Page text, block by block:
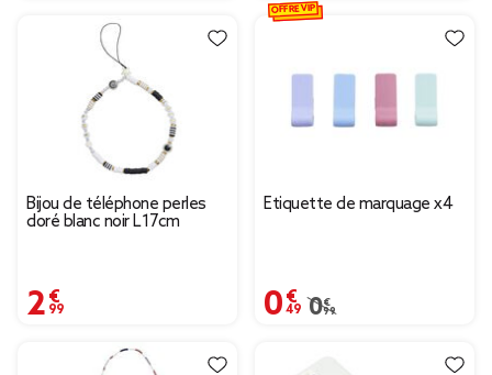
Bijou de téléphone perles
doré blanc noir L17cm
2,99 €
Étiquette de marquage x4
0,49 €
Prix remisé de 0,99 €
0,99 €
OFFRE VIP